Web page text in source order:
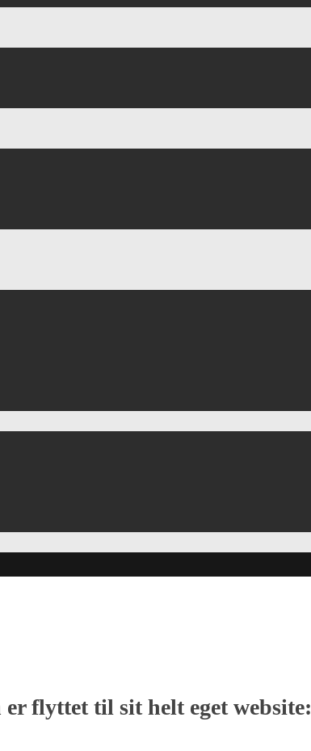
er flyttet til sit helt eget website: